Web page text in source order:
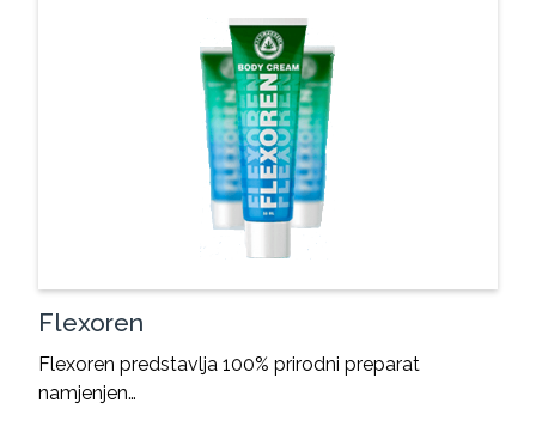
Flexoren
Flexoren predstavlja 100% prirodni preparat
namjenjen…